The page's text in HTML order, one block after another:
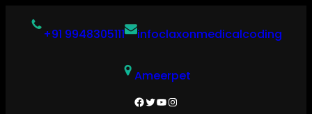
+91 9948305111 infoclaxonmedicalcoding
Ameerpet
Facebook
Twitter
YouTube
Instagram